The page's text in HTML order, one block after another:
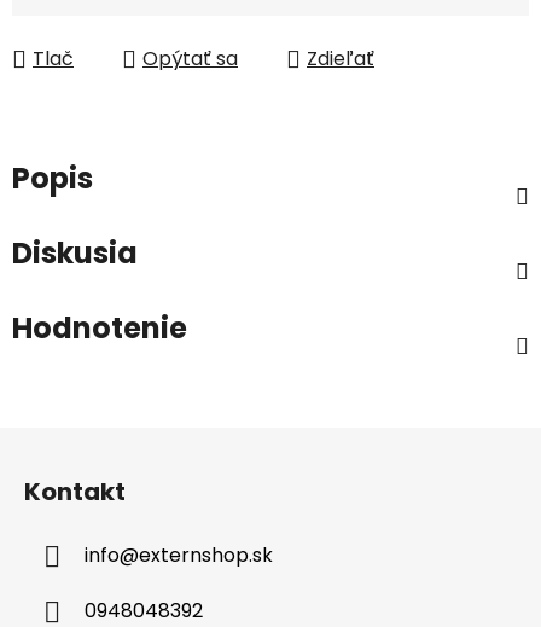
Tlač Opýtať sa Zdieľať
Popis
Diskusia
Hodnotenie
Kontakt
info@externshop.sk
0948048392